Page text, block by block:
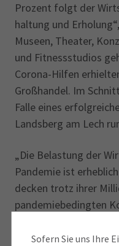
Sofern Sie uns Ihre
Prozent folgt der
haltung und
Museen, Theater,
und Fitnessstudios
Corona-Hilfen
Großhandel. Im
Falle eines
Landsberg am Lech
„Die Belastung der
Pandemie ist
decken trotz ihrer
pandemie­bedingten
Regionalausschusses